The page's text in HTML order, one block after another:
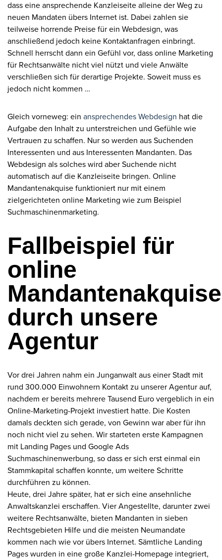
dass eine ansprechende Kanzleiseite alleine der Weg zu
neuen Mandaten übers Internet ist. Dabei zahlen sie
teilweise horrende Preise für ein Webdesign, was
anschließend jedoch keine Kontaktanfragen einbringt.
Schnell herrscht dann ein Gefühl vor, dass online Marketing
für Rechtsanwälte nicht viel nützt und viele Anwälte
verschließen sich für derartige Projekte. Soweit muss es
jedoch nicht kommen …
Gleich vorneweg: ein ansprechendes Webdesign hat die
Aufgabe den Inhalt zu unterstreichen und Gefühle wie
Vertrauen zu schaffen. Nur so werden aus Suchenden
Interessenten und aus Interessenten Mandanten. Das
Webdesign als solches wird aber Suchende nicht
automatisch auf die Kanzleiseite bringen. Online
Mandantenakquise funktioniert nur mit einem
zielgerichteten online Marketing wie zum Beispiel
Suchmaschinenmarketing.
Fallbeispiel für
online
Mandantenakquise
durch unsere
Agentur
Vor drei Jahren nahm ein Junganwalt aus einer Stadt mit
rund 300.000 Einwohnern Kontakt zu unserer Agentur auf,
nachdem er bereits mehrere Tausend Euro vergeblich in ein
Online-Marketing-Projekt investiert hatte. Die Kosten
damals deckten sich gerade, von Gewinn war aber für ihn
noch nicht viel zu sehen. Wir starteten erste Kampagnen
mit Landing Pages und Google Ads
Suchmaschinenwerbung, so dass er sich erst einmal ein
Stammkapital schaffen konnte, um weitere Schritte
durchführen zu können.
Heute, drei Jahre später, hat er sich eine ansehnliche
Anwaltskanzlei erschaffen. Vier Angestellte, darunter zwei
weitere Rechtsanwälte, bieten Mandanten in sieben
Rechtsgebieten Hilfe und die meisten Neumandate
kommen nach wie vor übers Internet. Sämtliche Landing
Pages wurden in eine große Kanzlei-Homepage integriert,